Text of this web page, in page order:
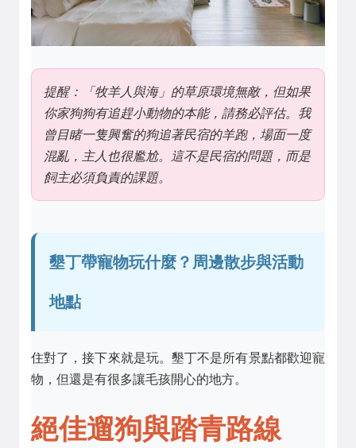
提醒：「牧羊人與海」的草原環境無敵，但如果
你家狗狗有追趕小動物的本能，請務必評估。我
曾目睹一隻興奮的狗追著民宿的羊跑，場面一度
混亂，主人也很尷尬。這不是民宿的問題，而是
飼主必須負責的課題。
墾丁帶寵物玩什麼？周邊散步與活動
地點
住對了，接下來就是玩。墾丁不是所有景點都歡迎寵
物，但還是有很多讓毛孩開心的地方。
絕佳遛狗與踏青路線